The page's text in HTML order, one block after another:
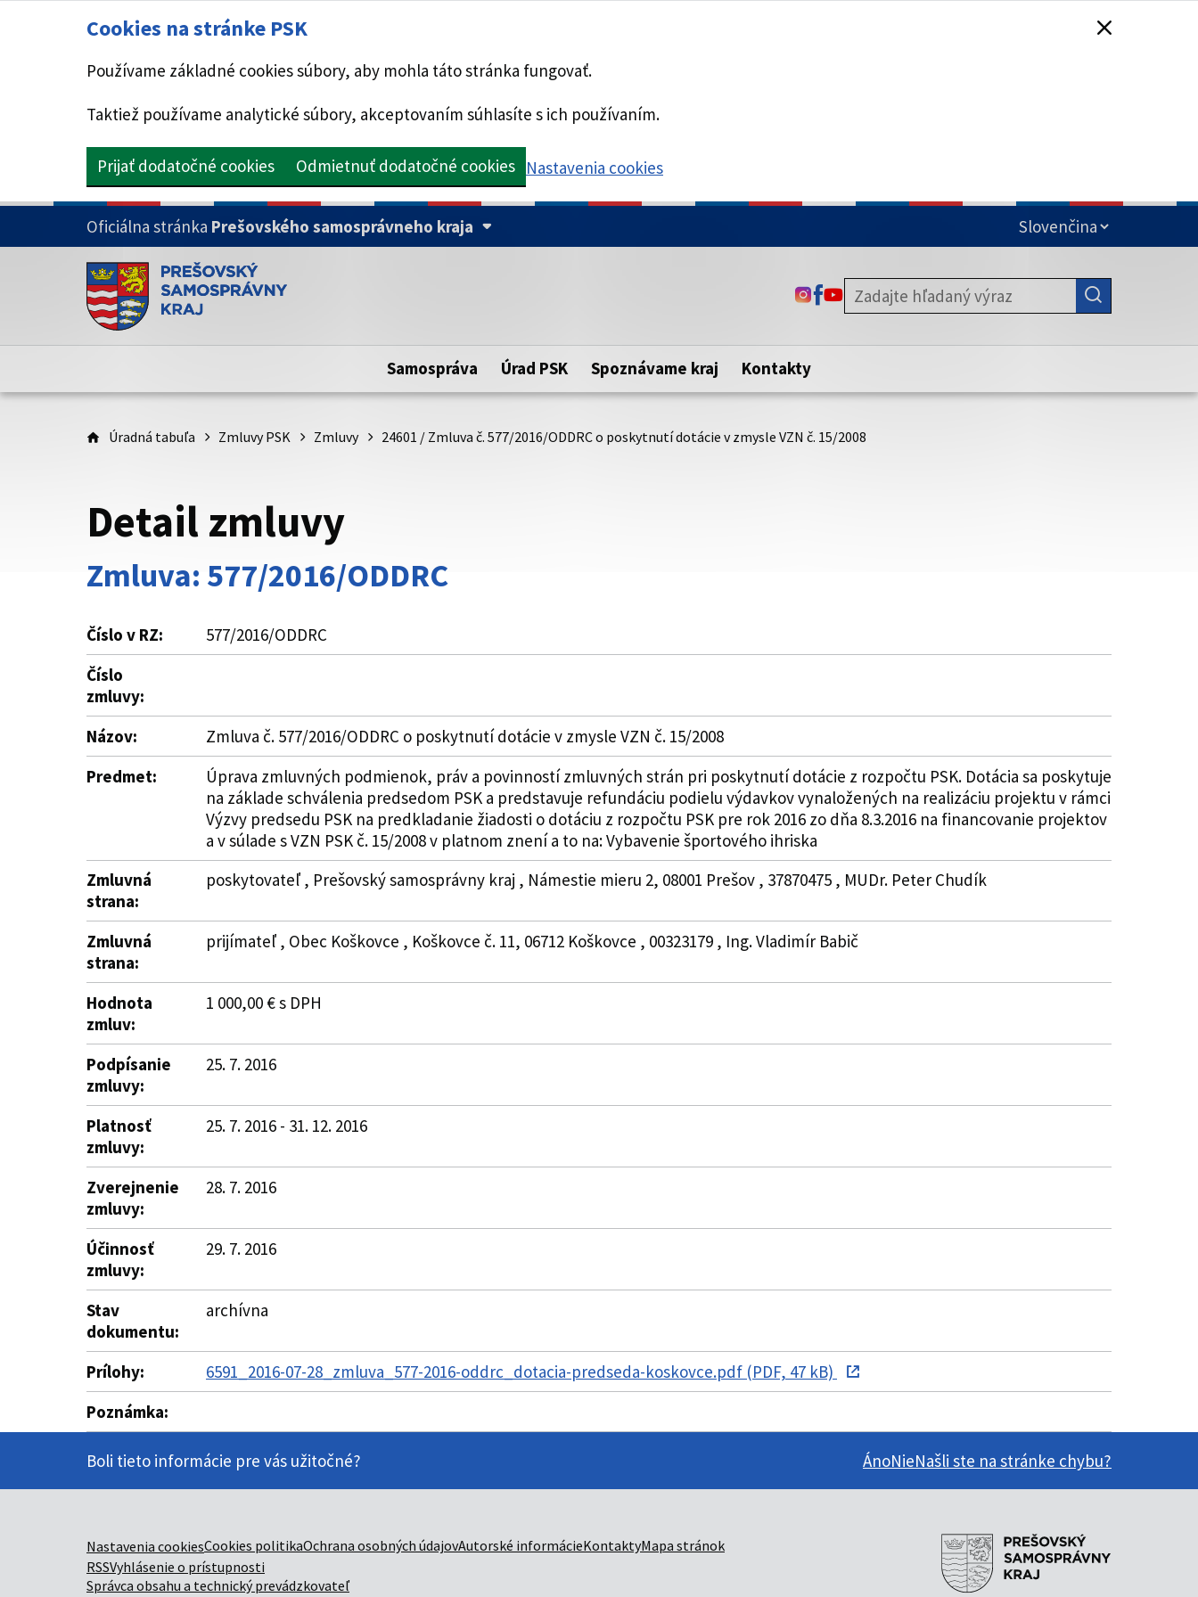
Cookies na stránke PSK
Používame základné cookies súbory, aby mohla táto stránka fungovať.
Taktiež používame analytické súbory, akceptovaním súhlasíte s ich používaním.
Prijať dodatočné cookies Odmietnuť dodatočné cookies Nastavenia cookies
PRESKOČIŤ NA HLAVNÝ OBSAH
Oficiálna stránka Prešovského samosprávneho kraja
Doména psk.sk je oficiálna
Toto je oficiálna webová stránka Prešovského samosprávneho kraja.
Táto stránka je zabezpečená
zabezpečenú webovú stránku. Zabezpečená stránka vždy začína
https:// pred názvom domény webového sídla.
ODKAZ SA OTVORÍ NA NOVEJ KARTE
ODKAZ SA OTVORÍ NA NOVEJ KARTE
ODKAZ SA OTVORÍ NA NOVEJ KARTE
Samospráva Úrad PSK Spoznávame kraj Kontakty
Úradná tabuľa Zmluvy PSK Zmluvy 24601 / Zmluva č. 577/2016/ODDRC o poskytnutí dotácie v zmysle VZN č. 15/2008
Detail zmluvy
Zmluva: 577/2016/ODDRC
Číslo v RZ:
577/2016/ODDRC
Číslo
zmluvy:
Názov:
Zmluva č. 577/2016/ODDRC o poskytnutí dotácie v zmysle VZN č. 15/2008
Predmet:
Úprava zmluvných podmienok, práv a povinností zmluvných strán pri poskytnutí dotácie z rozpočtu PSK. Dotácia sa poskytuje
na základe schválenia predsedom PSK a predstavuje refundáciu podielu výdavkov vynaložených na realizáciu projektu v rámci
Výzvy predsedu PSK na predkladanie žiadosti o dotáciu z rozpočtu PSK pre rok 2016 zo dňa 8.3.2016 na financovanie projektov
a v súlade s VZN PSK č. 15/2008 v platnom znení a to na: Vybavenie športového ihriska
Zmluvná
strana:
poskytovateľ , Prešovský samosprávny kraj , Námestie mieru 2, 08001 Prešov , 37870475 , MUDr. Peter Chudík
Zmluvná
strana:
prijímateľ , Obec Koškovce , Koškovce č. 11, 06712 Koškovce , 00323179 , Ing. Vladimír Babič
Hodnota
zmluv:
1 000,00 € s DPH
Podpísanie
zmluvy:
25. 7. 2016
Platnosť
zmluvy:
25. 7. 2016 - 31. 12. 2016
Zverejnenie
zmluvy:
28. 7. 2016
Účinnosť
zmluvy:
29. 7. 2016
Stav
dokumentu:
archívna
Prílohy:
6591_2016-07-28_zmluva_577-2016-oddrc_dotacia-predseda-koskovce.pdf (PDF, 47 kB)
Poznámka:
Boli tieto informácie pre vás užitočné? ÁnoNieNašli ste na stránke chybu?
Nastavenia cookiesCookies politikaOchrana osobných údajovAutorské informácieKontaktyMapa stránok
RSSVyhlásenie o prístupnosti
Správca obsahu a technický prevádzkovateľ